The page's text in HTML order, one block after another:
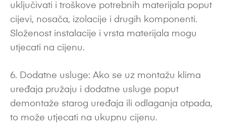
uključivati i troškove potrebnih materijala poput
cijevi, nosača, izolacije i drugih komponenti.
Složenost instalacije i vrsta materijala mogu
utjecati na cijenu.
6. Dodatne usluge: Ako se uz montažu klima
uređaja pružaju i dodatne usluge poput
demontaže starog uređaja ili odlaganja otpada,
to može utjecati na ukupnu cijenu.